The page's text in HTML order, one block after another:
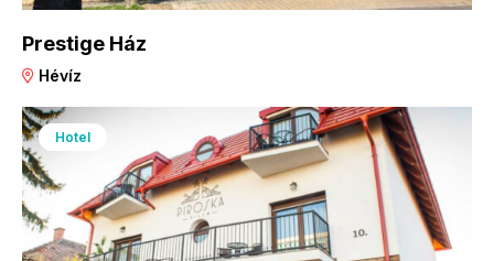
Prestige Ház
Hévíz
Hotel